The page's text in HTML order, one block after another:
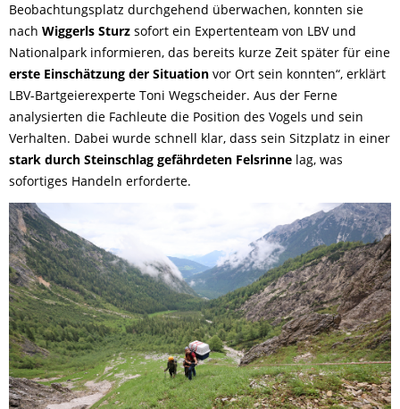
Beobachtungsplatz durchgehend überwachen, konnten sie
nach Wiggerls Sturz sofort ein Expertenteam von LBV und
Nationalpark informieren, das bereits kurze Zeit später für eine
erste Einschätzung der Situation vor Ort sein konnten“, erklärt
LBV-Bartgeierexperte Toni Wegscheider. Aus der Ferne
analysierten die Fachleute die Position des Vogels und sein
Verhalten. Dabei wurde schnell klar, dass sein Sitzplatz in einer
stark durch Steinschlag gefährdeten Felsrinne lag, was
sofortiges Handeln erforderte.